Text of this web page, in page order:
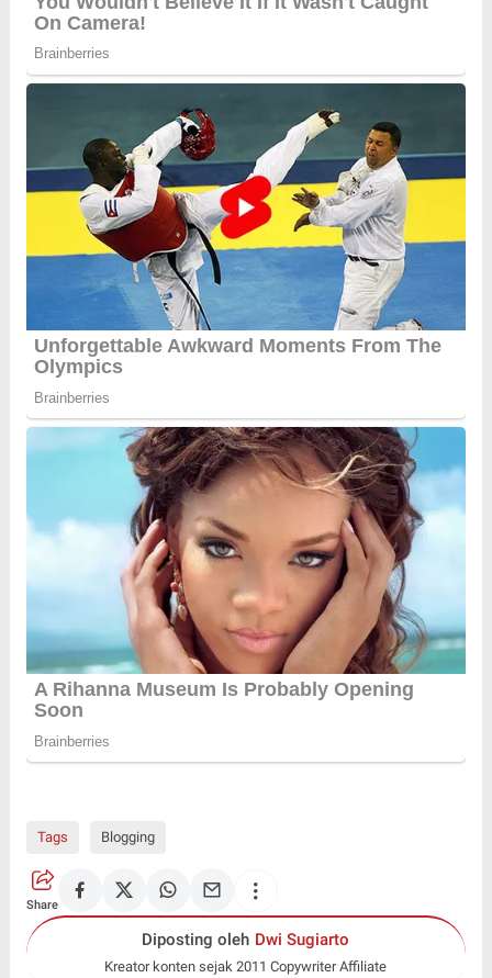
Tags Blogging
Share
Diposting oleh Dwi Sugiarto
Kreator konten sejak 2011 Copywriter Affiliate